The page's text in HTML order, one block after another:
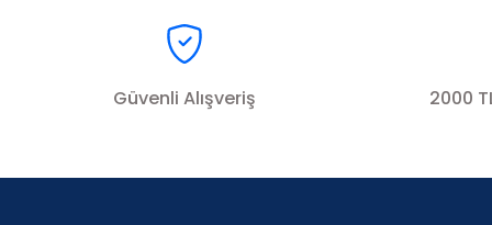
Görüş ve önerileriniz için teşekkür ederiz.
Ürün açıklamasında eksik bilgiler bulunuyor.
Ürün fiyatı diğer sitelerden daha pahalı.
Güvenli Alışveriş 2000